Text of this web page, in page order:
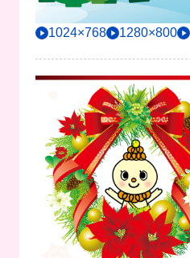
1024×768 1280×800